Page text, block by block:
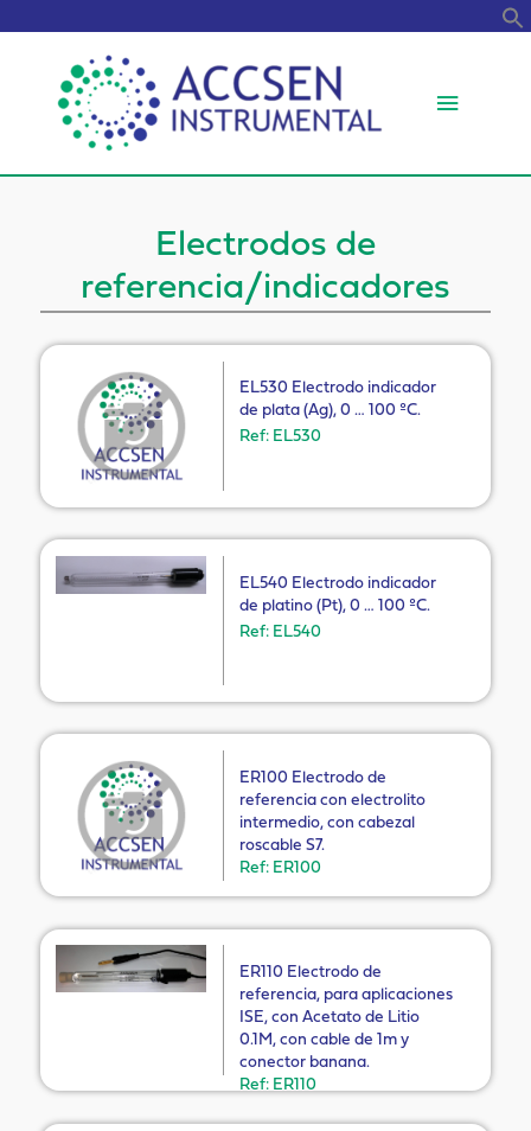
Menú
Electrodos de
referencia/indicadores
EL530 Electrodo indicador
de plata (Ag), 0 … 100 ºC.
Ref: EL530
EL540 Electrodo indicador
de platino (Pt), 0 … 100 ºC.
Ref: EL540
ER100 Electrodo de
referencia con electrolito
intermedio, con cabezal
roscable S7.
Ref: ER100
ER110 Electrodo de
referencia, para aplicaciones
ISE, con Acetato de Litio
0.1M, con cable de 1m y
conector banana.
Ref: ER110